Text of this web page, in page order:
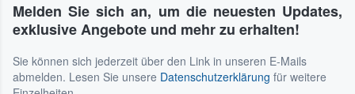
Melden Sie sich an, um die neuesten Updates,
exklusive Angebote und mehr zu erhalten!
Sie können sich jederzeit über den Link in unseren E-Mails
abmelden. Lesen Sie unsere Datenschutzerklärung für weitere